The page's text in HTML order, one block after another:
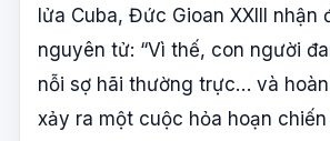
lửa Cuba, Đức Gioan XXIII nhận
nguyên tử: “Vì thế, con người
nỗi sợ hãi thường trực… và
xảy ra một cuộc hỏa hoạn